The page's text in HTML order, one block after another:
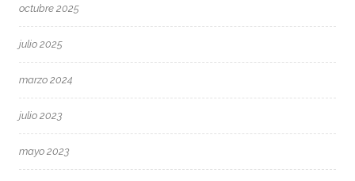
octubre 2025
julio 2025
marzo 2024
julio 2023
mayo 2023